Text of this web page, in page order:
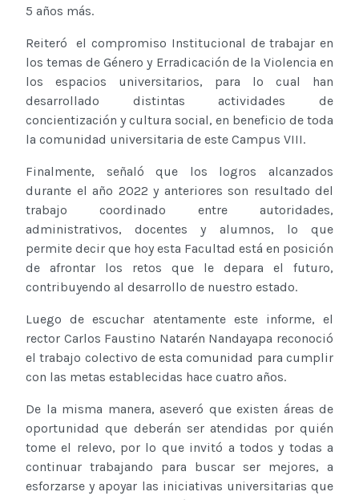
5 años más.
Reiteró el compromiso Institucional de trabajar en
los temas de Género y Erradicación de la Violencia en
los espacios universitarios, para lo cual han
desarrollado distintas actividades de
concientización y cultura social, en beneficio de toda
la comunidad universitaria de este Campus VIII.
Finalmente, señaló que los logros alcanzados
durante el año 2022 y anteriores son resultado del
trabajo coordinado entre autoridades,
administrativos, docentes y alumnos, lo que
permite decir que hoy esta Facultad está en posición
de afrontar los retos que le depara el futuro,
contribuyendo al desarrollo de nuestro estado.
Luego de escuchar atentamente este informe, el
rector Carlos Faustino Natarén Nandayapa reconoció
el trabajo colectivo de esta comunidad para cumplir
con las metas establecidas hace cuatro años.
De la misma manera, aseveró que existen áreas de
oportunidad que deberán ser atendidas por quién
tome el relevo, por lo que invitó a todos y todas a
continuar trabajando para buscar ser mejores, a
esforzarse y apoyar las iniciativas universitarias que